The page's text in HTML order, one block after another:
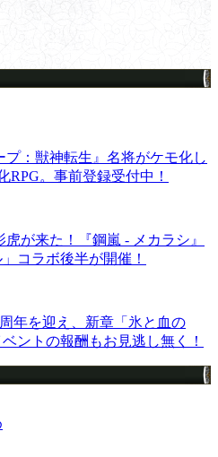
プ：獣神転生』名将がケモ化し
RPG。事前登録受付中！
が来た！『鋼嵐 - メカラシ』
コラボ後半が開催！
年を迎え、新章「氷と血の
ントの報酬もお見逃し無く！